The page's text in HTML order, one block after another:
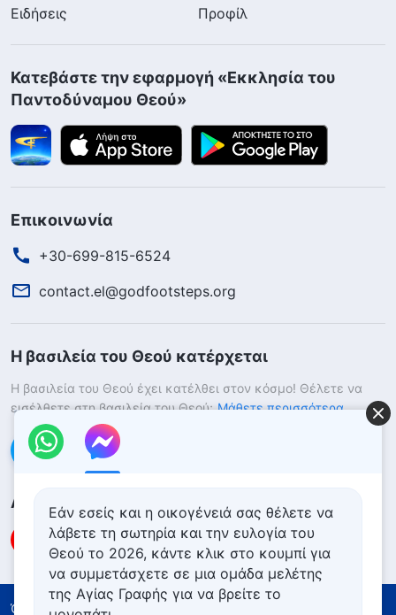
Ειδήσεις
Προφίλ
Κατεβάστε την εφαρμογή «Εκκλησία του
Παντοδύναμου Θεού»
Επικοινωνία
+30-699-815-6524
contact.el@godfootsteps.org
Η βασιλεία του Θεού κατέρχεται
Η βασιλεία του Θεού έχει κατέλθει στον κόσμο! Θέλετε να
εισέλθετε στη βασιλεία του Θεού; Μάθετε περισσότερα
Επικοινωνήστε μαζί μας μέσω Messenger
Ακολουθήστε μας
Όροι Χρήσης Πολιτική απορρήτου
Εάν εσείς και η οικογένειά σας θέλετε να
λάβετε τη σωτηρία και την ευλογία του
Θεού το 2026, κάντε κλικ στο κουμπί για
να συμμετάσχετε σε μια ομάδα μελέτης
της Αγίας Γραφής για να βρείτε το